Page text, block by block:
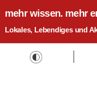
mehr wissen. mehr
Lokales, Lebendiges und
Kaufbeuren und Umgebung.